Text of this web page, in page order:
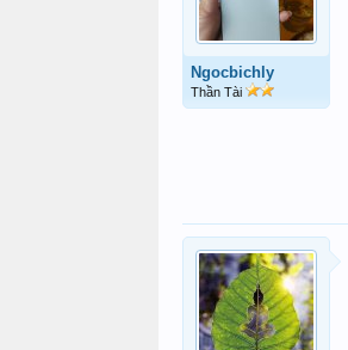
Ngocbichly
Thần Tài